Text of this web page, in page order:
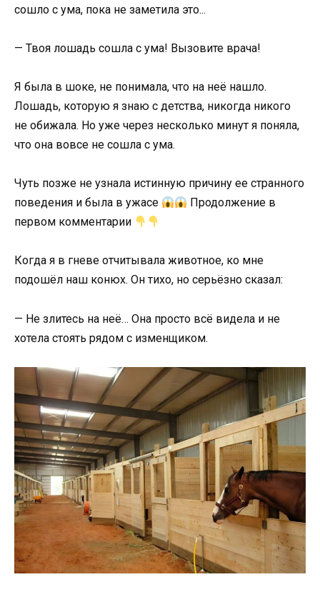
— Твоя лошадь сошла с ума! Вызовите врача!
Я была в шоке, не понимала, что на неё нашло.
Лошадь, которую я знаю с детства, никогда никого
не обижала. Но уже через несколько минут я поняла,
что она вовсе не сошла с ума.
Чуть позже не узнала истинную причину ее странного
поведения и была в ужасе
Продолжение в
первом комментарии
Когда я в гневе отчитывала животное, ко мне
подошёл наш конюх. Он тихо, но серьёзно сказал:
— Не злитесь на неё… Она просто всё видела и не
хотела стоять рядом с изменщиком.